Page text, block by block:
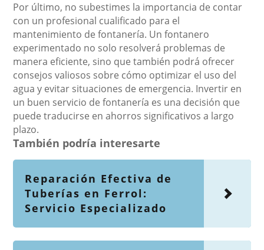
Por último, no subestimes la importancia de contar
con un profesional cualificado para el
mantenimiento de fontanería. Un fontanero
experimentado no solo resolverá problemas de
manera eficiente, sino que también podrá ofrecer
consejos valiosos sobre cómo optimizar el uso del
agua y evitar situaciones de emergencia. Invertir en
un buen servicio de fontanería es una decisión que
puede traducirse en ahorros significativos a largo
plazo.
También podría interesarte
Reparación Efectiva de
Tuberías en Ferrol:
Servicio Especializado